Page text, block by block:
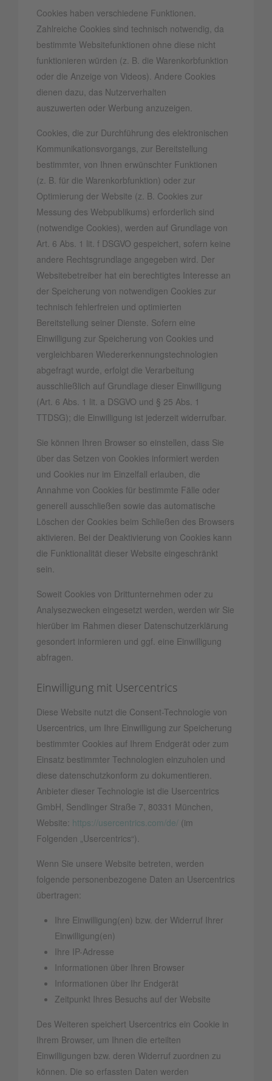
Cookies haben verschiedene Funktionen.
Zahlreiche Cookies sind technisch notwendig, da
bestimmte Websitefunktionen ohne diese nicht
funktionieren würden (z. B. die Warenkorbfunktion
oder die Anzeige von Videos). Andere Cookies
dienen dazu, das Nutzerverhalten
auszuwerten oder Werbung anzuzeigen.
Cookies, die zur Durchführung des elektronischen
Kommunikationsvorgangs, zur Bereitstellung
bestimmter, von Ihnen erwünschter Funktionen
(z. B. für die Warenkorbfunktion) oder zur
Optimierung der Website (z. B. Cookies zur
Messung des Webpublikums) erforderlich sind
(notwendige Cookies), werden auf Grundlage von
Art. 6 Abs. 1 lit. f DSGVO gespeichert, sofern keine
andere Rechtsgrundlage angegeben wird. Der
Websitebetreiber hat ein berechtigtes Interesse an
der Speicherung von notwendigen Cookies zur
technisch fehlerfreien und optimierten
Bereitstellung seiner Dienste. Sofern eine
Einwilligung zur Speicherung von Cookies und
vergleichbaren Wiedererkennungstechnologien
abgefragt wurde, erfolgt die Verarbeitung
ausschließlich auf Grundlage dieser Einwilligung
(Art. 6 Abs. 1 lit. a DSGVO und § 25 Abs. 1
TTDSG); die Einwilligung ist jederzeit widerrufbar.
Sie können Ihren Browser so einstellen, dass Sie
über das Setzen von Cookies informiert werden
und Cookies nur im Einzelfall erlauben, die
Annahme von Cookies für bestimmte Fälle oder
generell ausschließen sowie das automatische
Löschen der Cookies beim Schließen des Browsers
aktivieren. Bei der Deaktivierung von Cookies kann
die Funktionalität dieser Website eingeschränkt
sein.
Soweit Cookies von Drittunternehmen oder zu
Analysezwecken eingesetzt werden, werden wir Sie
hierüber im Rahmen dieser Datenschutzerklärung
gesondert informieren und ggf. eine Einwilligung
abfragen.
Einwilligung mit Usercentrics
Diese Website nutzt die Consent-Technologie von
Usercentrics, um Ihre Einwilligung zur Speicherung
bestimmter Cookies auf Ihrem Endgerät oder zum
Einsatz bestimmter Technologien einzuholen und
diese datenschutzkonform zu dokumentieren.
Anbieter dieser Technologie ist die Usercentrics
GmbH, Sendlinger Straße 7, 80331 München,
Website: https://usercentrics.com/de/ (im
Folgenden „Usercentrics“).
Wenn Sie unsere Website betreten, werden
folgende personenbezogene Daten an Usercentrics
übertragen:
Ihre Einwilligung(en) bzw. der Widerruf Ihrer
Einwilligung(en)
Ihre IP-Adresse
Informationen über Ihren Browser
Informationen über Ihr Endgerät
Zeitpunkt Ihres Besuchs auf der Website
Des Weiteren speichert Usercentrics ein Cookie in
Ihrem Browser, um Ihnen die erteilten
Einwilligungen bzw. deren Widerruf zuordnen zu
können. Die so erfassten Daten werden